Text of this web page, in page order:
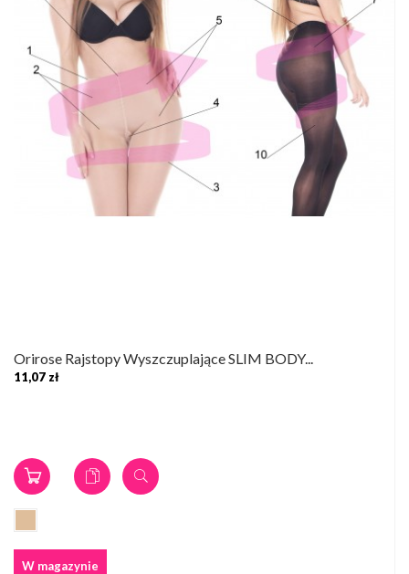
Orirose Rajstopy Wyszczuplające SLIM BODY...
11,07 zł
W magazynie